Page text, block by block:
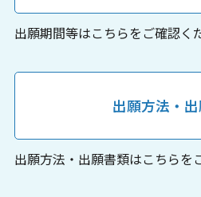
出願期間等はこちらをご確認く
出願方法・
出願方法・出願書類はこちらを